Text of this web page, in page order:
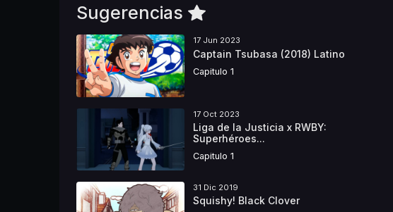
Sugerencias
17 Jun 2023
Captain Tsubasa (2018) Latino
Capitulo 1
17 Oct 2023
Liga de la Justicia x RWBY:
Superhéroes...
Capitulo 1
31 Dic 2019
Squishy! Black Clover